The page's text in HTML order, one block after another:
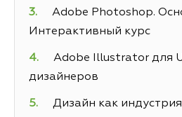
Adobe Photoshop.
Интерактивный курс
Adobe Illustrator для
дизайнеров
Дизайн как индустрия